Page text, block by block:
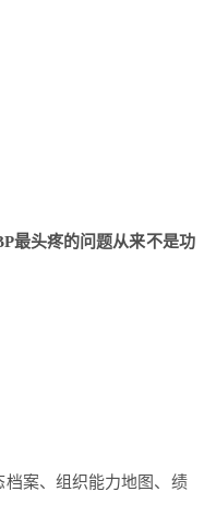
最头疼的问题从来不是功
案、组织能力地图、绩